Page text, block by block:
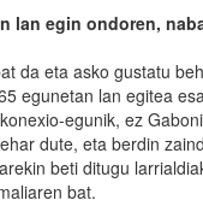
lan egin ondoren,
da eta asko gustatu
egunetan lan egitea
egunik, ez
dute, eta berdin
beti ditugu
bat.